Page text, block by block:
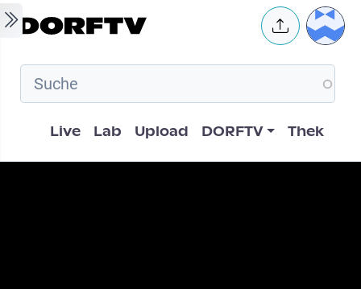
Skip to main content User
Hauptnavigation
Live Lab Upload DORFTV Thek